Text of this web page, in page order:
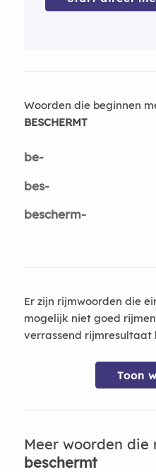
Woorden die beginnen
BESCHERMT
be-
bes-
bescherm-
Er zijn rijmwoorden die
mogelijk niet goed
verrassend rijmresultaat
Toon
Meer woorden die
beschermt